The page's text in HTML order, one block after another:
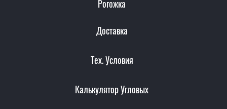
Рогожка
Доставка
Тех. Условия
Калькулятор Угловых